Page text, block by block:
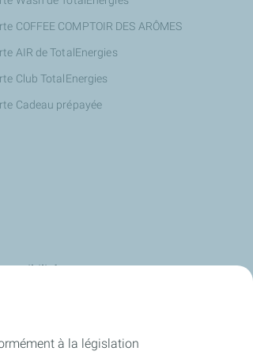
COFFEE COMPTOIR DES ARÔMES
AIR de TotalEnergies
Club TotalEnergies
Cadeau prépayée
à la législation